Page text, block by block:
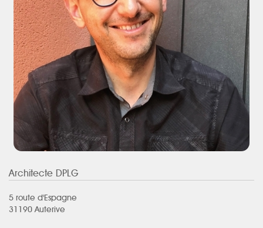
Architecte DPLG
5 route d'Espagne
31190 Auterive